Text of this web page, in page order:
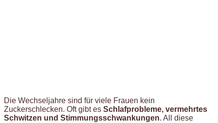
Die Wechseljahre sind für viele Frauen kein
Zuckerschlecken. Oft gibt es Schlafprobleme, vermehrtes
Schwitzen und Stimmungsschwankungen. All diese